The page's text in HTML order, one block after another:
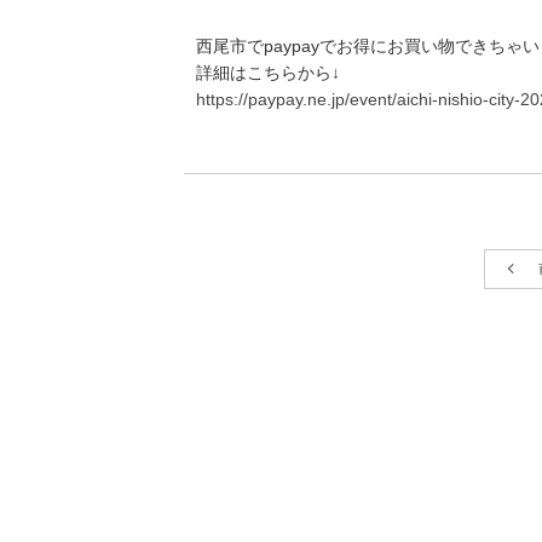
西尾市でpaypayでお得にお買い物できちゃい
詳細はこちらから↓
https://paypay.ne.jp/event/aichi-nishio-city-